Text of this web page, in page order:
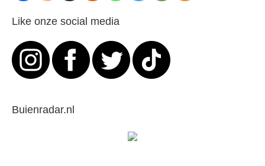
Like onze social media
Buienradar.nl